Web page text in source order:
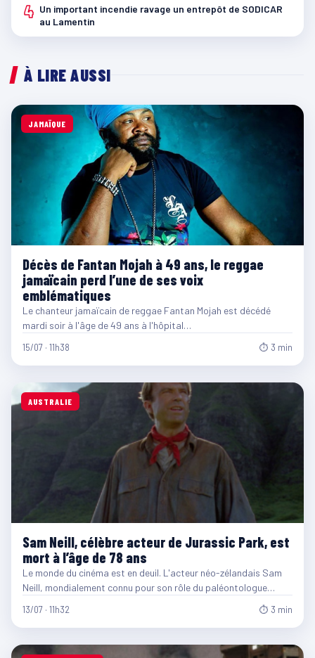
4 Un important incendie ravage un entrepôt de SODICAR
au Lamentin
À LIRE AUSSI
JAMAÏQUE
Décès de Fantan Mojah à 49 ans, le reggae
jamaïcain perd l’une de ses voix
emblématiques
Le chanteur jamaïcain de reggae Fantan Mojah est décédé
mardi soir à l'âge de 49 ans à l'hôpital…
15/07 · 11h38 ⏱ 3 min
AUSTRALIE
Sam Neill, célèbre acteur de Jurassic Park, est
mort à l’âge de 78 ans
Le monde du cinéma est en deuil. L'acteur néo-zélandais Sam
Neill, mondialement connu pour son rôle du paléontologue…
13/07 · 11h32 ⏱ 3 min